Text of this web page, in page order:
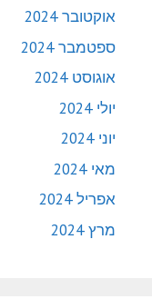
אוקטובר 2024
ספטמבר 2024
אוגוסט 2024
יולי 2024
יוני 2024
מאי 2024
אפריל 2024
מרץ 2024